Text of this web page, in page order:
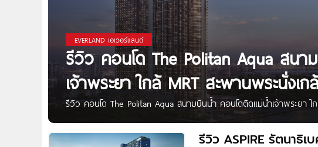
EVERLAND เอเวอร์แลนด์
รีวิว คอนโด The Politan Aqua สน
เจ้าพระยา ใกล้ MRT สะพานพระนั่งเก
รีวิว คอนโด The Politan Aqua สนามบินน้ำ คอนโดติดแม่น้ำเจ้าพระยา ใ
จาก Everland ตั้งอยู่บนซ.นนทบุรี 15 ถ.สนามบินน้ำ ต.บางกระสอ อ.เมือ
นั่งเกล้า, ทางพิเศษศรีรัช, รพ.พระนั่งเกล้า, กระทรวงพาณิชย์, เซ็นทรัล รั
รีวิว ASPIRE รัตนาธิ